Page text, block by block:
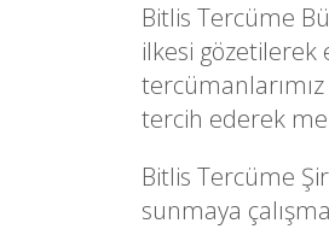
Bitlis Tercüme
ilkesi gözetilerek
tercih ederek
Bitlis Tercüme
sunmaya